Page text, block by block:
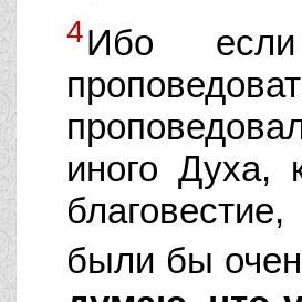
4Ибо
иного Духа,
были бы